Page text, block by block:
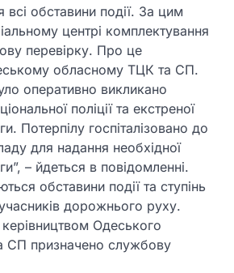
всі обставини події. За цим
центрі комплектування
перевірку. Про це
обласному ТЦК та СП.
оперативно викликано
поліції та екстреної
Потерпілу госпіталізовано до
для надання необхідної
– йдеться в повідомленні.
обставини події та ступінь
учасників дорожнього руху.
Одеського
СП призначено службову